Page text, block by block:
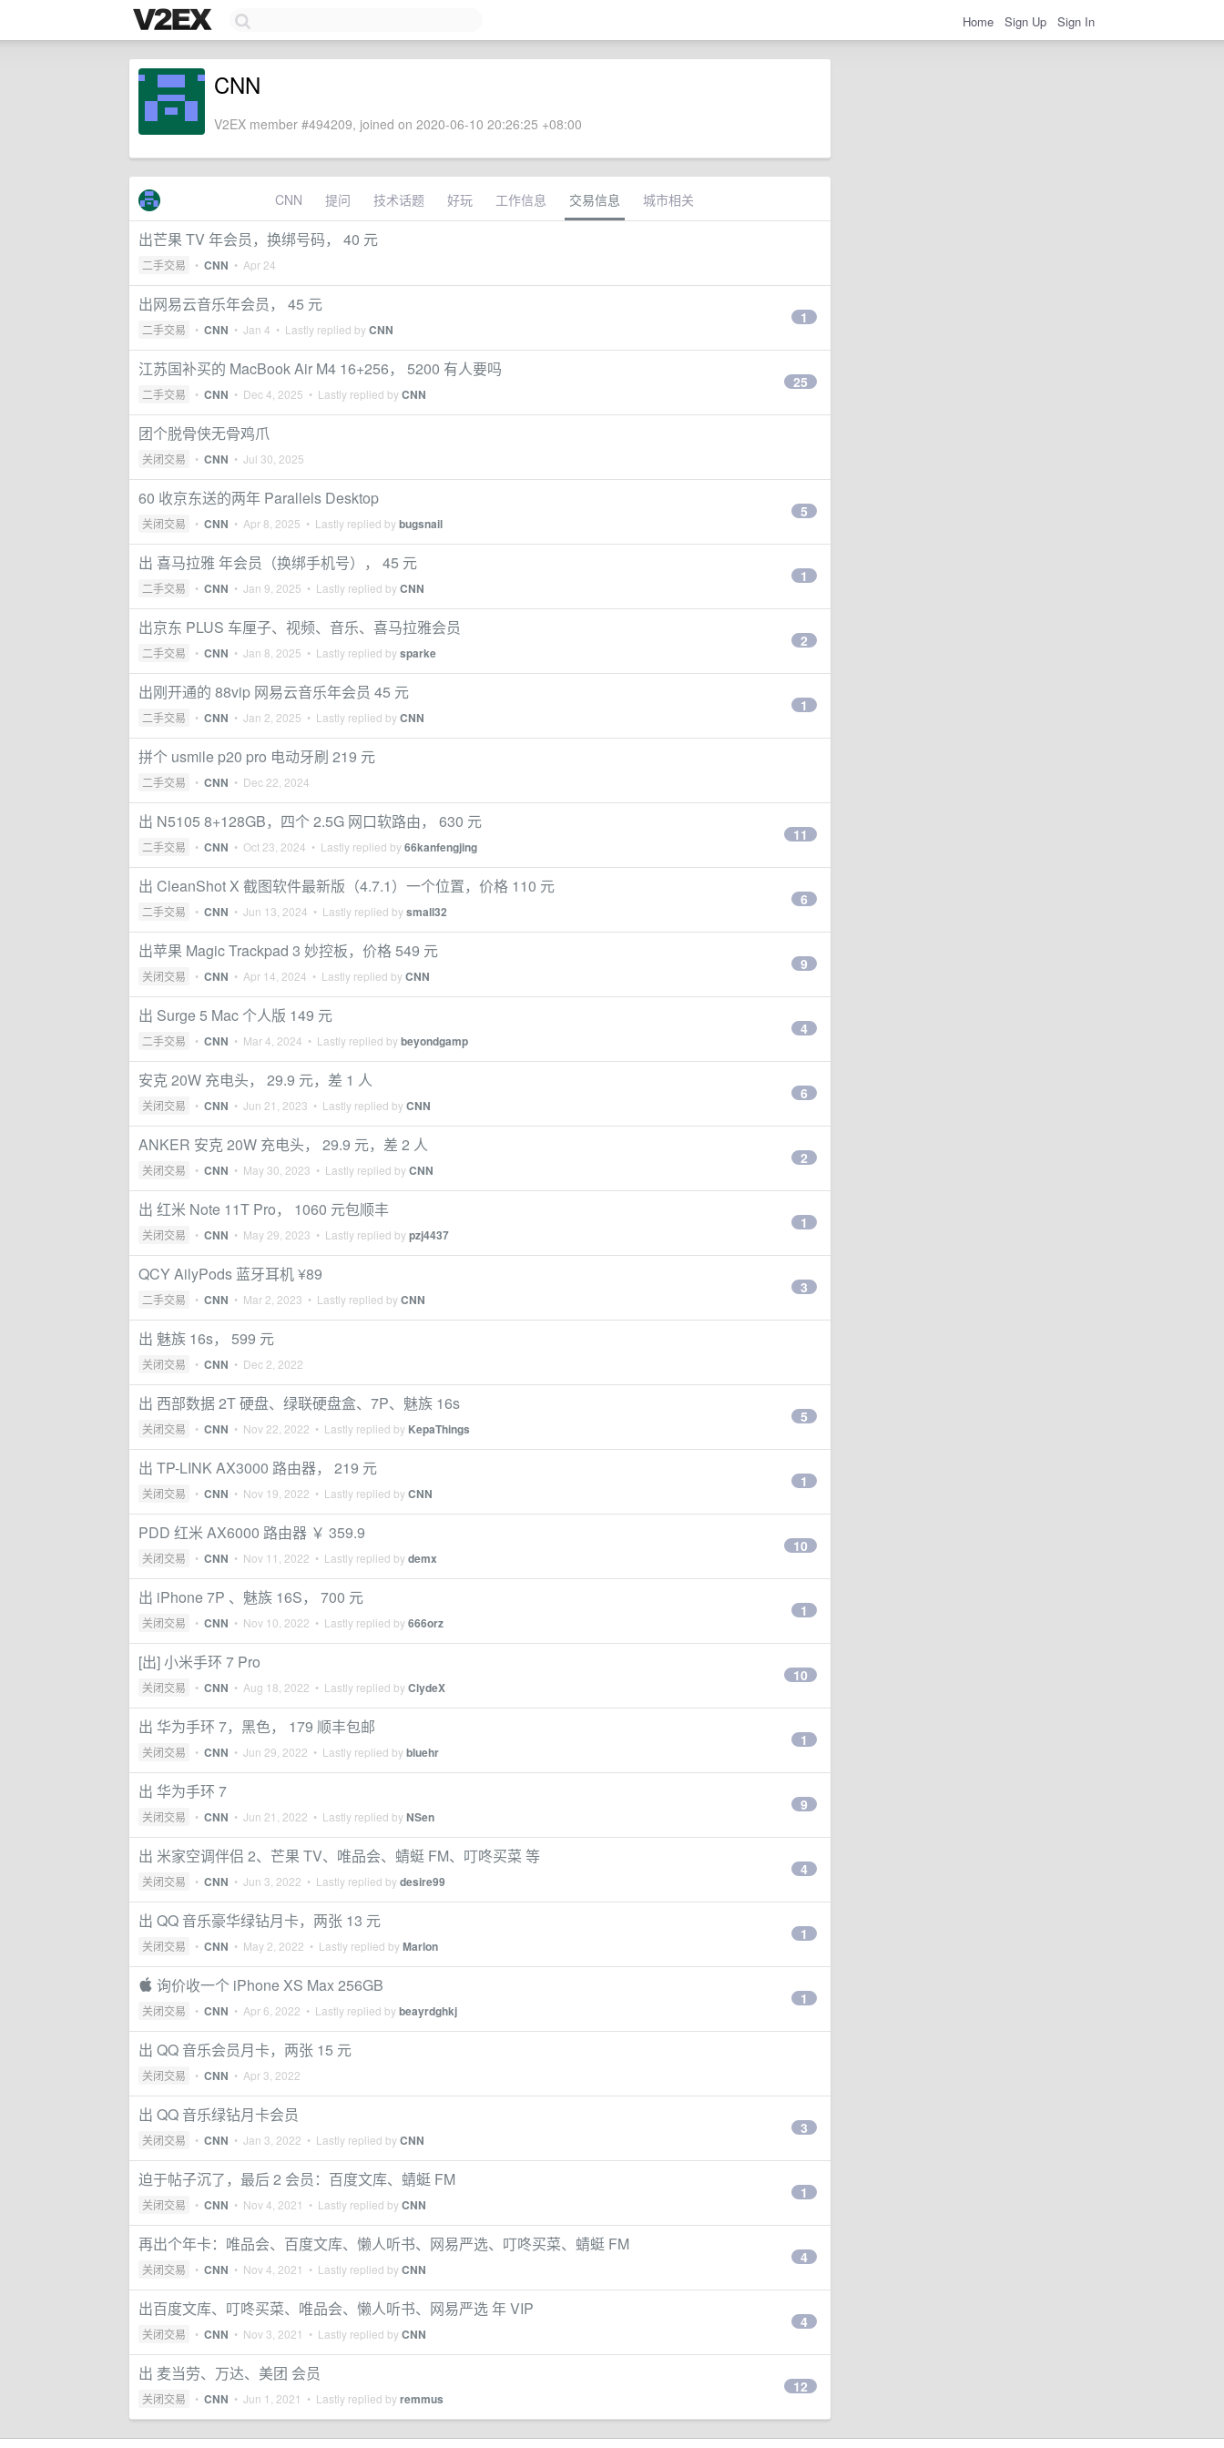
Home Sign Up Sign In
CNN
V2EX member #494209, joined on 2020-06-10 20:26:25 +08:00
CNN 提问 技术话题 好玩 工作信息 交易信息 城市相关
出芒果 TV 年会员，换绑号码， 40 元
二手交易 • CNN • Apr 24
出网易云音乐年会员， 45 元
二手交易 • CNN • Jan 4 • Lastly replied byCNN
1
江苏国补买的 MacBook Air M4 16+256， 5200 有人要吗
二手交易 • CNN • Dec 4, 2025 • Lastly replied byCNN
25
团个脱骨侠无骨鸡爪
关闭交易 • CNN • Jul 30, 2025
60 收京东送的两年 Parallels Desktop
关闭交易 • CNN • Apr 8, 2025 • Lastly replied bybugsnail
5
出 喜马拉雅 年会员（换绑手机号）， 45 元
二手交易 • CNN • Jan 9, 2025 • Lastly replied byCNN
1
出京东 PLUS 车厘子、视频、音乐、喜马拉雅会员
二手交易 • CNN • Jan 8, 2025 • Lastly replied bysparke
2
出刚开通的 88vip 网易云音乐年会员 45 元
二手交易 • CNN • Jan 2, 2025 • Lastly replied byCNN
1
拼个 usmile p20 pro 电动牙刷 219 元
二手交易 • CNN • Dec 22, 2024
出 N5105 8+128GB，四个 2.5G 网口软路由， 630 元
二手交易 • CNN • Oct 23, 2024 • Lastly replied by66kanfengjing
11
出 CleanShot X 截图软件最新版（4.7.1）一个位置，价格 110 元
二手交易 • CNN • Jun 13, 2024 • Lastly replied bysmall32
6
出苹果 Magic Trackpad 3 妙控板，价格 549 元
关闭交易 • CNN • Apr 14, 2024 • Lastly replied byCNN
9
出 Surge 5 Mac 个人版 149 元
二手交易 • CNN • Mar 4, 2024 • Lastly replied bybeyondgamp
4
安克 20W 充电头， 29.9 元，差 1 人
关闭交易 • CNN • Jun 21, 2023 • Lastly replied byCNN
6
ANKER 安克 20W 充电头， 29.9 元，差 2 人
关闭交易 • CNN • May 30, 2023 • Lastly replied byCNN
2
出 红米 Note 11T Pro， 1060 元包顺丰
关闭交易 • CNN • May 29, 2023 • Lastly replied bypzj4437
1
QCY AilyPods 蓝牙耳机 ¥89
二手交易 • CNN • Mar 2, 2023 • Lastly replied byCNN
3
出 魅族 16s， 599 元
关闭交易 • CNN • Dec 2, 2022
出 西部数据 2T 硬盘、绿联硬盘盒、7P、魅族 16s
关闭交易 • CNN • Nov 22, 2022 • Lastly replied by KepaThings
5
出 TP-LINK AX3000 路由器， 219 元
关闭交易 • CNN • Nov 19, 2022 • Lastly replied byCNN
1
PDD 红米 AX6000 路由器 ￥ 359.9
关闭交易 • CNN • Nov 11, 2022 • Lastly replied bydemx
10
出 iPhone 7P 、魅族 16S， 700 元
关闭交易 • CNN • Nov 10, 2022 • Lastly replied by666orz
1
[出] 小米手环 7 Pro
关闭交易 • CNN • Aug 18, 2022 • Lastly replied byClydeX
10
出 华为手环 7，黑色， 179 顺丰包邮
关闭交易 • CNN • Jun 29, 2022 • Lastly replied bybluehr
1
出 华为手环 7
关闭交易 • CNN • Jun 21, 2022 • Lastly replied byNSen
9
出 米家空调伴侣 2、芒果 TV、唯品会、蜻蜓 FM、叮咚买菜 等
关闭交易 • CNN • Jun 3, 2022 • Lastly replied bydesire99
4
出 QQ 音乐豪华绿钻月卡，两张 13 元
关闭交易 • CNN • May 2, 2022 • Lastly replied byMarlon
1
 询价收一个 iPhone XS Max 256GB
关闭交易 • CNN • Apr 6, 2022 • Lastly replied bybeayrdghkj
1
出 QQ 音乐会员月卡，两张 15 元
关闭交易 • CNN • Apr 3, 2022
出 QQ 音乐绿钻月卡会员
关闭交易 • CNN • Jan 3, 2022 • Lastly replied byCNN
3
迫于帖子沉了，最后 2 会员：百度文库、蜻蜓 FM
关闭交易 • CNN • Nov 4, 2021 • Lastly replied byCNN
1
再出个年卡：唯品会、百度文库、懒人听书、网易严选、叮咚买菜、蜻蜓 FM
关闭交易 • CNN • Nov 4, 2021 • Lastly replied byCNN
4
出百度文库、叮咚买菜、唯品会、懒人听书、网易严选 年 VIP
关闭交易 • CNN • Nov 3, 2021 • Lastly replied byCNN
4
出 麦当劳、万达、美团 会员
关闭交易 • CNN • Jun 1, 2021 • Lastly replied byremmus
12